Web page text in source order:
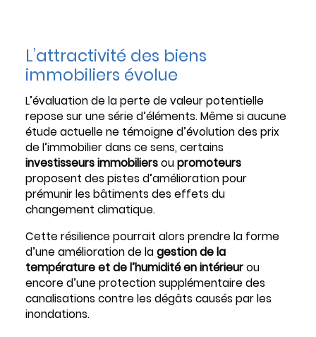
L’attractivité des biens
immobiliers évolue
L’évaluation de la perte de valeur potentielle
repose sur une série d’éléments. Même si aucune
étude actuelle ne témoigne d’évolution des prix
de l’immobilier dans ce sens, certains
investisseurs immobiliersoupromoteurs
proposent des pistes d’amélioration pour
prémunir les bâtiments des effets du
changement climatique.
Cette résilience pourrait alors prendre la forme
d’une amélioration de lagestion de la
température et de l’humidité en intérieurou
encore d’une protection supplémentaire des
canalisations contre les dégâts causés par les
inondations.